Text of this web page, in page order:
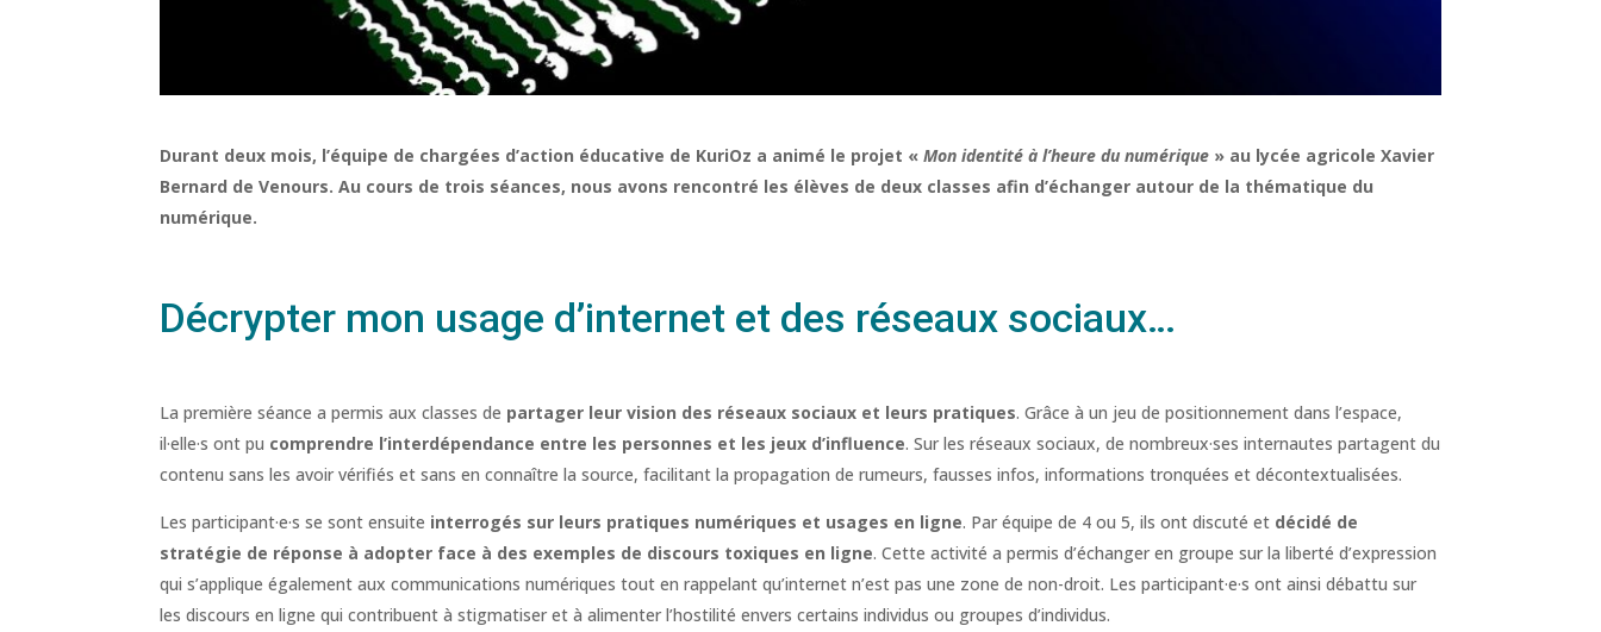
Durant deux mois, l’équipe de chargées d’action éducative de KuriOz a animé le projet «Mon identité à l’heure du numérique » au lycée agricole Xavier
Bernard de Venours. Au cours de trois séances, nous avons rencontré les élèves de deux classes afin d’échanger autour de la thématique du
numérique.
Décrypter mon usage d’internet et des réseaux sociaux…
La première séance a permis aux classes de partager leur vision des réseaux sociaux et leurs pratiques. Grâce à un jeu de positionnement dans l’espace,
il·elle·s ont pu comprendre l’interdépendance entre les personnes et les jeux d’influence. Sur les réseaux sociaux, de nombreux·ses internautes partagent du
contenu sans les avoir vérifiés et sans en connaître la source, facilitant la propagation de rumeurs, fausses infos, informations tronquées et décontextualisées.
Les participant·e·s se sont ensuite interrogés sur leurs pratiques numériques et usages en ligne. Par équipe de 4 ou 5, ils ont discuté et décidé de
stratégie de réponse à adopter face à des exemples de discours toxiques en ligne. Cette activité a permis d’échanger en groupe sur la liberté d’expression
qui s’applique également aux communications numériques tout en rappelant qu’internet n’est pas une zone de non-droit. Les participant·e·s ont ainsi débattu sur
les discours en ligne qui contribuent à stigmatiser et à alimenter l’hostilité envers certains individus ou groupes d’individus.